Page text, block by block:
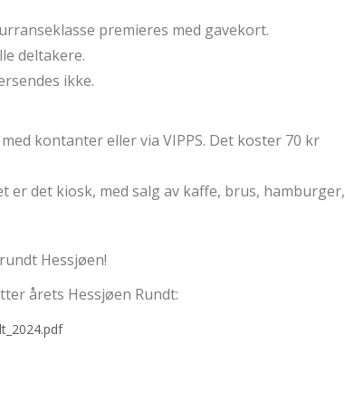
premieres med gavekort.
deltakere.
ikke.
kontanter eller via VIPPS. Det koster 70 kr
er det kiosk, med salg av kaffe, brus,
Hessjøen!
årets Hessjøen Rundt: